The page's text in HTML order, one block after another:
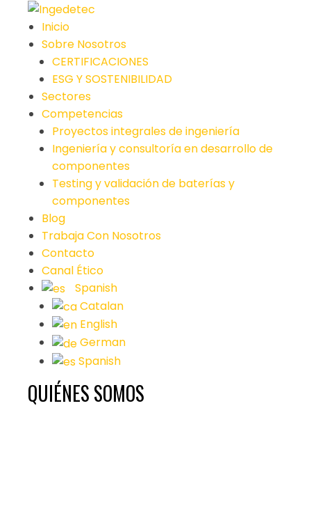
content
Inicio
Sobre Nosotros
CERTIFICACIONES
ESG Y SOSTENIBILIDAD
Sectores
Competencias
Proyectos integrales de ingeniería
Ingeniería y consultoría en desarrollo de
componentes
Testing y validación de baterías y
componentes
Blog
Trabaja Con Nosotros
Contacto
Canal Ético
Spanish
Catalan
English
German
Spanish
QUIÉNES SOMOS